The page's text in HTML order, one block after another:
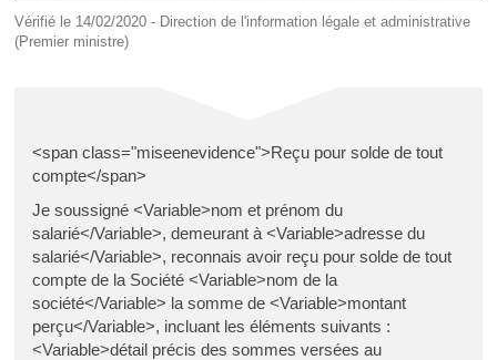
Vérifié le 14/02/2020 - Direction de l'information légale et administrative
(Premier ministre)
<span class="miseenevidence">Reçu pour solde de tout
compte</span>
Je soussigné <Variable>nom et prénom du
salarié</Variable>, demeurant à <Variable>adresse du
salarié</Variable>, reconnais avoir reçu pour solde de tout
compte de la Société <Variable>nom de la
société</Variable> la somme de <Variable>montant
perçu</Variable>, incluant les éléments suivants :
<Variable>détail précis des sommes versées au